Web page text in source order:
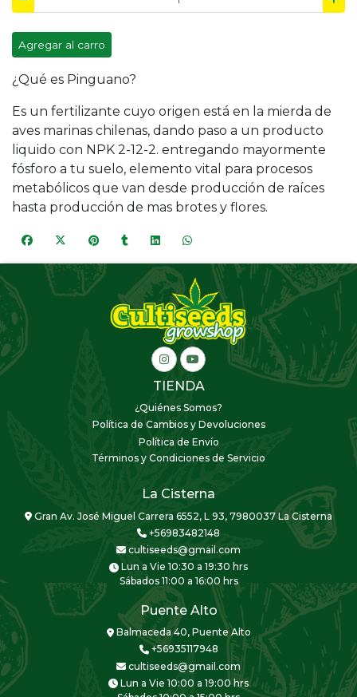
Agregar al carro
¿Qué es Pinguano?
Es un fertilizante cuyo origen está en la mierda de
aves marinas chilenas, dando paso a un producto
liquido con NPK 2-12-2. entregando mayormente
fósforo a tu suelo, elemento vital para procesos
metabólicos que van desde producción de raíces
hasta producción de mas brotes y flores.
TIENDA
¿Quiénes Somos?
Política de Cambios y Devoluciones
Política de Envío
Términos y Condiciones de Servicio
La Cisterna
Gran Av. José Miguel Carrera 6552, L 93, 7980037 La Cisterna
+56983482148
cultiseeds@gmail.com
Lun a Vie 10:30 a 19:30 hrs
Sábados 11:00 a 16:00 hrs
Puente Alto
Balmaceda 40, Puente Alto
+56935117948
cultiseeds@gmail.com
Lun a Vie 10:00 a 19:00 hrs